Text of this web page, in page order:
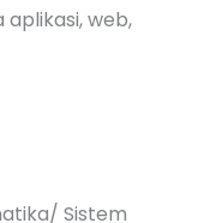
web,
Sistem